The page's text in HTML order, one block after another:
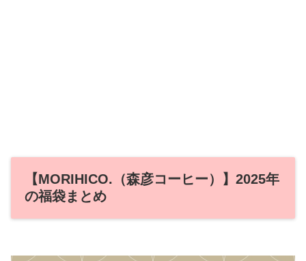
【MORIHICO.（森彦コーヒー）】2025年
の福袋まとめ